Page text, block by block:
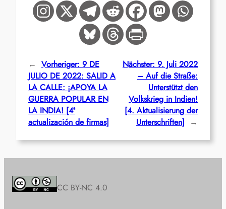
← Vorheriger: 9 DE
JULIO DE 2022: SALID A
LA CALLE: ¡APOYA LA
GUERRA POPULAR EN
LA INDIA! [4ª
actualización de firmas]
Nächster: 9. Juli 2022
– Auf die Straße:
Unterstützt den
Volkskrieg in Indien!
[4. Aktualisierung der
Unterschriften]
→
CC BY-NC 4.0